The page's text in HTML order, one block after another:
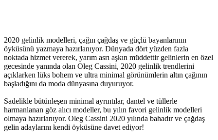
2020 gelinlik modelleri, çağın çağdaş ve güçlü bayanlarının
öyküsünü yazmaya hazırlanıyor. Dünyada dört yüzden fazla
noktada hizmet vererek, yarım asrı aşkın müddettir gelinlerin en özel
gecesinde yanında olan Oleg Cassini, 2020 gelinlik trendlerini
açıklarken lüks bohem ve ultra minimal görünümlerin altın çağının
başladığını da moda dünyasına duyuruyor.
Sadelikle bütünleşen minimal ayrıntılar, dantel ve tüllerle
harmanlanan göz alıcı modeller, bu yılın favori gelinlik modelleri
olmaya hazırlanıyor. Oleg Cassini 2020 yılında bahadır ve çağdaş
gelin adaylarını kendi öyküsüne davet ediyor!